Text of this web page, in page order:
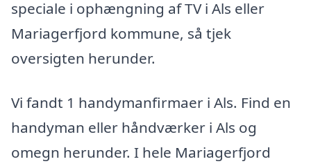
speciale i ophængning af TV i Als eller
Mariagerfjord kommune, så tjek
oversigten herunder.
Vi fandt 1 handymanfirmaer i Als. Find en
handyman eller håndværker i Als og
omegn herunder. I hele Mariagerfjord